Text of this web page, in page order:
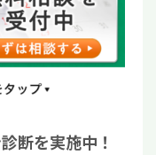
断を実施中！